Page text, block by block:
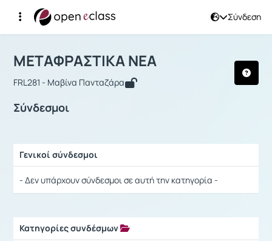
Σύνδεση
Αρχική Σελίδα
Μάθημα : ΜΕΤΑΦΡΑΣΤΙΚΑ ΝΕΑ
ΜΕΤΑΦΡΑΣΤΙΚΑ ΝΕΑ
FRL281 - Μαβίνα Πανταζάρα
Σύνδεσμοι
Γενικοί σύνδεσμοι
- Δεν υπάρχουν σύνδεσμοι σε αυτή την κατηγορία -
Κατηγορίες συνδέσμων